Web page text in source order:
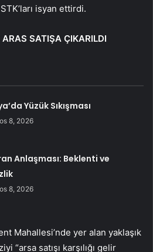
isyan ettirdi.
SATIŞA ÇIKARILDI
Yüzük Sıkışması
8, 2026
Anlaşması: Beklenti ve
8, 2026
Mahallesi’nde yer alan yaklaşık
“arsa satışı karşılığı gelir